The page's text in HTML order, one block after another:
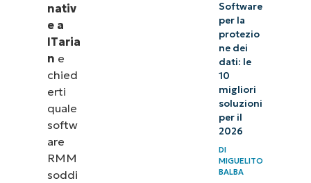
nativ
e a
ITaria
n e
chied
erti
quale
softw
are
RMM
soddi
Software
per la
protezio
ne dei
dati: le
10
migliori
soluzioni
per il
2026
DI
MIGUELITO
BALBA